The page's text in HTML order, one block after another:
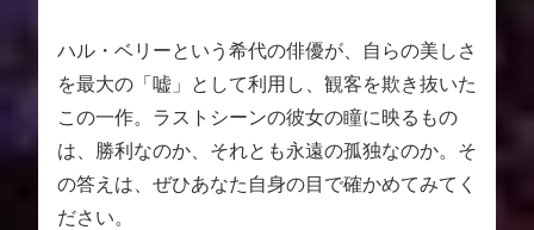
ハル・ベリーという希代の俳優が、自らの美しさ
を最大の「嘘」として利用し、観客を欺き抜いた
この一作。ラストシーンの彼女の瞳に映るもの
は、勝利なのか、それとも永遠の孤独なのか。そ
の答えは、ぜひあなた自身の目で確かめてみてく
ださい。